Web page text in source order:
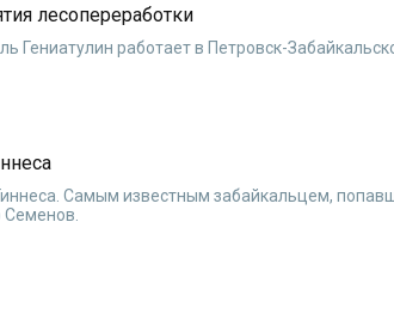
лесопереработки
Гениатулин работает в Петровск-
Самым известным забайкальцем,
Семенов.